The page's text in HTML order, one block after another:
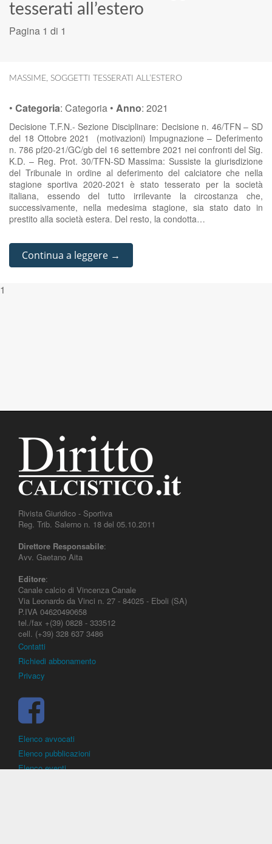
tesserati all’estero
Pagina 1 di 1
MASSIME, SOGGETTI TESSERATI ALL’ESTERO
• Categoria: Categoria • Anno: 2021
Decisione T.F.N.- Sezione Disciplinare: Decisione n. 46/TFN – SD
del 18 Ottobre 2021 (motivazioni) Impugnazione – Deferimento
n. 786 pf20-21/GC/gb del 16 settembre 2021 nei confronti del Sig.
K.D. – Reg. Prot. 30/TFN-SD Massima: Sussiste la giurisdizione
del Tribunale in ordine al deferimento del calciatore che nella
stagione sportiva 2020-2021 è stato tesserato per la società
italiana, essendo del tutto irrilevante la circostanza che,
successivamente, nella medesima stagione, sia stato dato in
prestito alla società estera. Del resto, la condotta…
Continua a leggere →
1
Rivista Giuridico - Sportiva
Reg. Trib. Salerno n. 18 del 05.10.2011
Direttore Responsabile:
Avv. Gaetano Aita
Editore:
Canale calcio di Vincenza Canale
Via Leonardo da Vinci n. 27 - 84025 - Eboli (SA)
P.IVA 04620490658
tel./fax +(39) 0828 - 333512
cell. (+39) 328 637 3486
Contatti
Richiedi abbonamento
Privacy
Elenco avvocati
Elenco pubblicazioni
Elenco eventi